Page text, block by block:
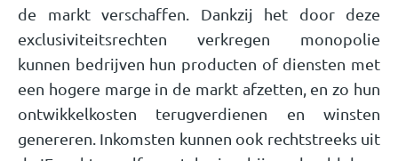
de markt verschaffen. Dankzij het door deze
exclusiviteitsrechten verkregen monopolie
kunnen bedrijven hun producten of diensten met
een hogere marge in de markt afzetten, en zo hun
ontwikkelkosten terugverdienen en winsten
genereren. Inkomsten kunnen ook rechtstreeks uit